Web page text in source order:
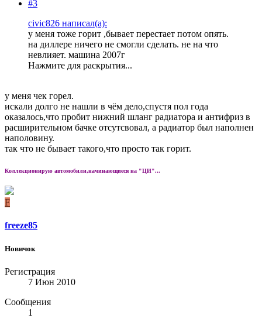
#3
civic826 написал(а):
у меня тоже горит ,бывает перестает потом опять.
на диллере ничего не смогли сделать. не на что
невлияет. машина 2007г
Нажмите для раскрытия...
у меня чек горел.
искали долго не нашли в чём дело,спустя пол года
оказалось,что пробит нижний шланг радиатора и антифриз в
расширительном бачке отсутсвовал, а радиатор был наполнен
наполовину.
так что не бывает такого,что просто так горит.
Коллекционирую автомобили,начинающиеся на "ЦИ"...
F
freeze85
Новичок
Регистрация
7 Июн 2010
Сообщения
1